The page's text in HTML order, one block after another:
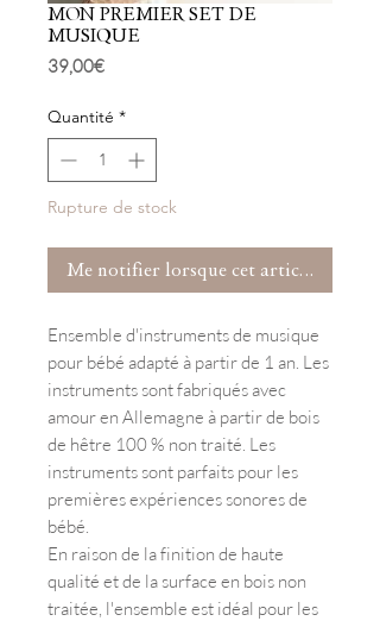
MON PREMIER SET DE
MUSIQUE
39,00 €Prix
Quantité *
Rupture de stock
Me notifier lorsque cet article est
Ensemble d'instruments de musique
pour bébé adapté à partir de 1 an. Les
instruments sont fabriqués avec
amour en Allemagne à partir de bois
de hêtre 100 % non traité. Les
instruments sont parfaits pour les
premières expériences sonores de
bébé.
En raison de la finition de haute
qualité et de la surface en bois non
traitée, l'ensemble est idéal pour les